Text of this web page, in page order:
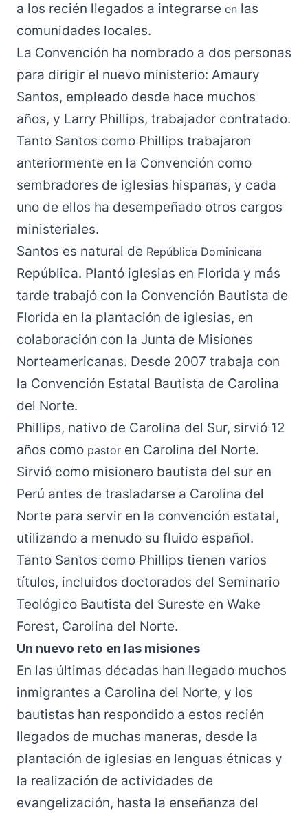
a los recién llegados a integrarse en las
comunidades locales.
La Convención ha nombrado a dos personas
para dirigir el nuevo ministerio: Amaury
Santos, empleado desde hace muchos
años, y Larry Phillips, trabajador contratado.
Tanto Santos como Phillips trabajaron
anteriormente en la Convención como
sembradores de iglesias hispanas, y cada
uno de ellos ha desempeñado otros cargos
ministeriales.
Santos es natural de República Dominicana
República. Plantó iglesias en Florida y más
tarde trabajó con la Convención Bautista de
Florida en la plantación de iglesias, en
colaboración con la Junta de Misiones
Norteamericanas. Desde 2007 trabaja con
la Convención Estatal Bautista de Carolina
del Norte.
Phillips, nativo de Carolina del Sur, sirvió 12
años como pastor en Carolina del Norte.
Sirvió como misionero bautista del sur en
Perú antes de trasladarse a Carolina del
Norte para servir en la convención estatal,
utilizando a menudo su fluido español.
Tanto Santos como Phillips tienen varios
títulos, incluidos doctorados del Seminario
Teológico Bautista del Sureste en Wake
Forest, Carolina del Norte.
Un nuevo reto en las misiones
En las últimas décadas han llegado muchos
inmigrantes a Carolina del Norte, y los
bautistas han respondido a estos recién
llegados de muchas maneras, desde la
plantación de iglesias en lenguas étnicas y
la realización de actividades de
evangelización, hasta la enseñanza del